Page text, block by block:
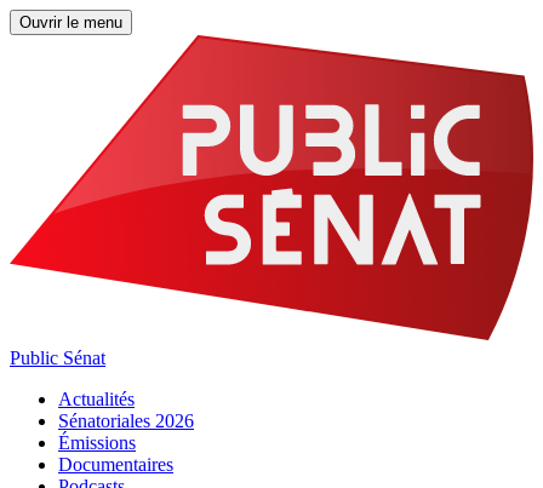
Ouvrir le menu
Public Sénat
Actualités
Sénatoriales 2026
Émissions
Documentaires